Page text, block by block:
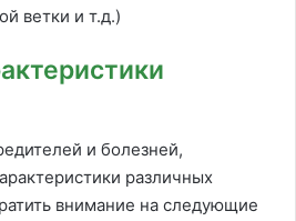
ветки и т.д.)
и болезней,
различных
внимание на следующие